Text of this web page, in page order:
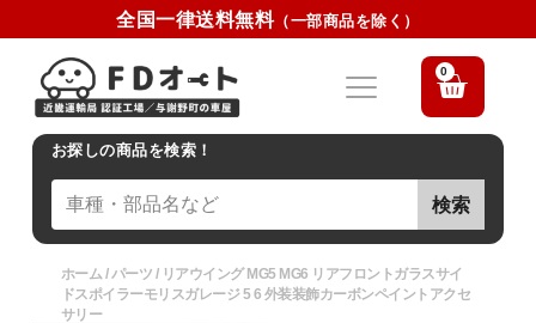
全国一律送料無料（一部商品を除く）
0
お探しの商品を検索！
検索
ホーム /パーツ / リアウイング MG5 MG6 リアフロントガラスサイ
ドスポイラーモリスガレージ 5 6 外装装飾カーボンペイントアクセ
サリー